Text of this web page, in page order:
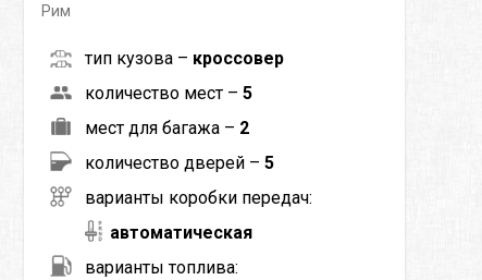
Рим
тип кузова – кроссовер
количество мест – 5
мест для багажа – 2
количество дверей – 5
варианты коробки передач:
автоматическая
варианты топлива: